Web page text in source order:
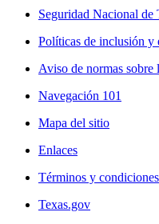
Seguridad Nacional de
Políticas de inclusión y
Aviso de normas sobre
Navegación 101
Mapa del sitio
Enlaces
Términos y condiciones
Texas.gov